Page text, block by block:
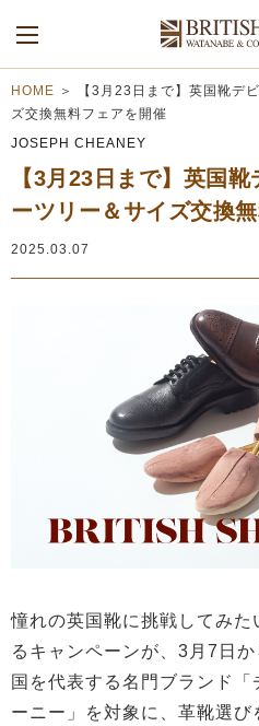
ALL MEN
HOME ＞
【3月23日まで】英国靴デ
ズ交換無料フェアを開催
JOSEPH CHEANEY
【3月23日まで】英国
ーツリー＆サイズ交換
2025.03.07
憧れの英国靴に挑戦してみ
るキャンペーンが、3月7日
国を代表する名門ブランド
ーニー」を対象に、革靴選